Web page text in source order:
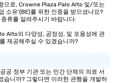
으로, Crowne Plaza Palo Alto 및/또는
소유'(BE)를 위한 인증을 받으셨나요?
류를 알려주시기 바랍니다:
Alto의 다양성, 공정성, 및 포용성에 관
제공해주실 수 있겠습니까?
공 정부 기관 또는 민간 단체의 의료 서
습니까? 그렇다면 이러한 관행을 개발하